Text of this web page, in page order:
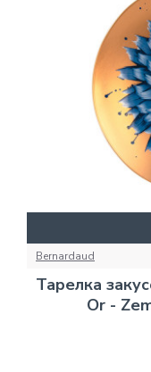
Bernardaud
Тарелка
Or -